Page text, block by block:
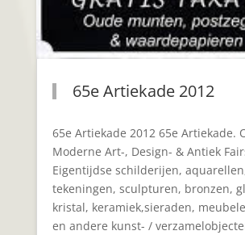
65e Artiekade 2012
65e Artiekade 2012 65e Artiekade.
Moderne Art-, Design- & Antiek
Eigentijdse schilderijen,
tekeningen, sculpturen, bronzen,
kristal, keramiek,sieraden,
en andere kunst- /